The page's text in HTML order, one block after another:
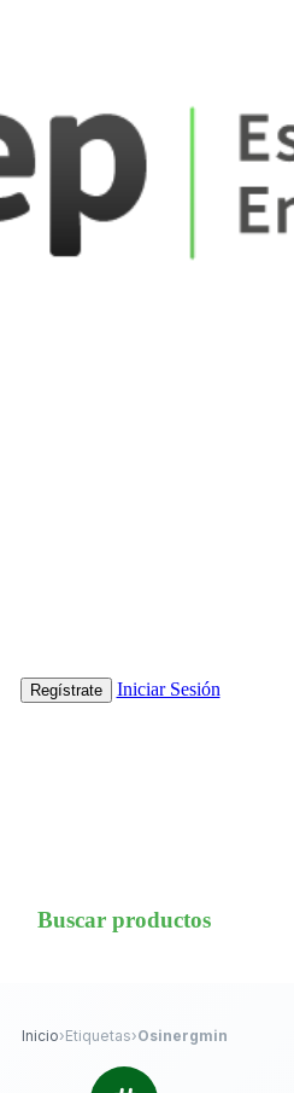
Regístrate Iniciar Sesión
Buscar productos
Inicio›Etiquetas›Osinergmin